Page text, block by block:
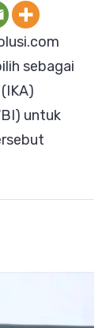
Terpilih
sebagai
Umum
sebagai
untuk